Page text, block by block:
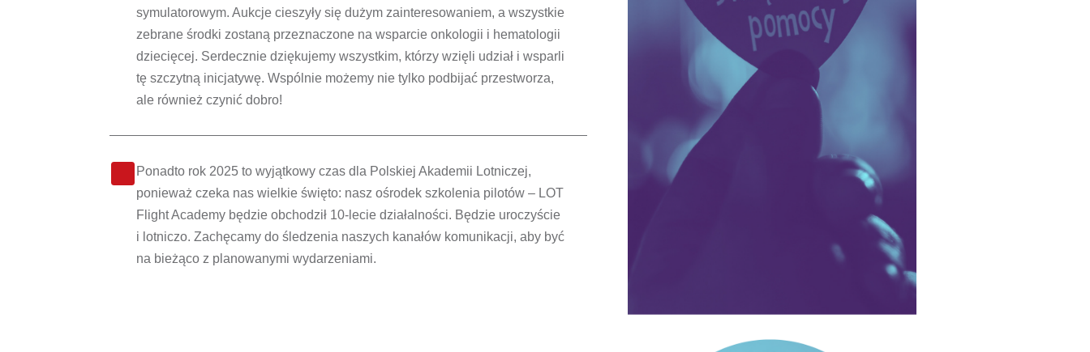
symulatorowym. Aukcje cieszyły się dużym zainteresowaniem, a wszystkie
zebrane środki zostaną przeznaczone na wsparcie onkologii i hematologii
dziecięcej. Serdecznie dziękujemy wszystkim, którzy wzięli udział i wsparli
tę szczytną inicjatywę. Wspólnie możemy nie tylko podbijać przestworza,
ale również czynić dobro!
Ponadto rok 2025 to wyjątkowy czas dla Polskiej Akademii Lotniczej,
ponieważ czeka nas wielkie święto: nasz ośrodek szkolenia pilotów – LOT
Flight Academy będzie obchodził 10-lecie działalności. Będzie uroczyście
i lotniczo. Zachęcamy do śledzenia naszych kanałów komunikacji, aby być
na bieżąco z planowanymi wydarzeniami.